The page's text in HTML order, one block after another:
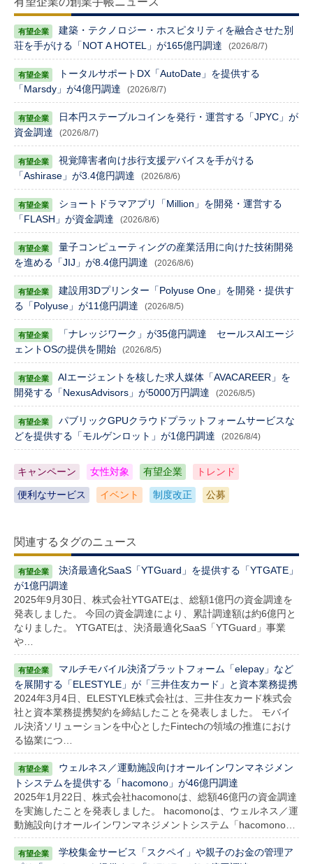
建築・テクノロジー・ホスピタリティを融合させた別
荘を手がける「NOT A HOTEL」が165億円調達
(2026/8/7)
トータルサポートDX「AutoDate」を提供する
「Marsdy」が4億円調達
(2026/8/7)
日本円ステーブルコインを発行・運営する「JPYC」が
資金調達
(2026/8/7)
視覚障害者向け歩行支援デバイスを手がける
「Ashirase」が3.4億円調達
(2026/8/6)
ショートドラマアプリ「Million」を開発・運営する
「FLASH」が資金調達
(2026/8/6)
量子コンピューティングの産業活用に向けた技術開発
を進める「JIJ」が8.4億円調達
(2026/8/6)
建設用3Dプリンター「Polyuse One」を開発・提供す
る「Polyuse」が11億円調達
(2026/8/5)
「ナレッジワーク」が35億円調達 セールスAIエージ
ェントOSの提供を開始
(2026/8/5)
AIエージェントを核した求人媒体「AVACAREER」を
開発する「NexusAdvisors」が5000万円調達
(2026/8/5)
パブリックGPUクラウドプラットフォームサービスな
どを提供する「モルゲンロット」が1億円調達
(2026/8/4)
キャンペーン 女性対象 有望企業 トレンド
便利なサービス イベント 制度改正 公募
関連するタグのニュース
決済最適化SaaS「YTGuard」を提供する「YTGATE」
が1億円調達
2025年9月30日、株式会社YTGATEは、総額1億円の資金調達を
発表しました。 今回の資金調達により、累計調達額は約6億円と
なりました。 YTGATEは、決済最適化SaaS「YTGuard」事業
や…
マルチモバイル決済プラットフォーム「elepay」など
を展開する「ELESTYLE」が「三井住友カード」と資本業務提携
2024年3月4日、ELESTYLE株式会社は、三井住友カード株式会
社と資本業務提携契約を締結したことを発表しました。 モバイ
ル決済ソリューションを中心としたFintechの領域の推進におけ
る協業につ…
ウェルネス／運動施設向けオールインワンマネジメン
トシステムを提供する「hacomono」が46億円調達
2025年1月22日、株式会社hacomonoは、総額46億円の資金調達
を実施したことを発表しました。 hacomonoは、ウェルネス／運
動施設向けオールインワンマネジメントシステム「hacomono…
学校集金サービス「スクペイ」や親子のお金の管理ア